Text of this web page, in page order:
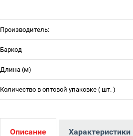
Производитель:
Баркод
Длина (м)
Количество в оптовой упаковке ( шт. )
Описание Характеристики